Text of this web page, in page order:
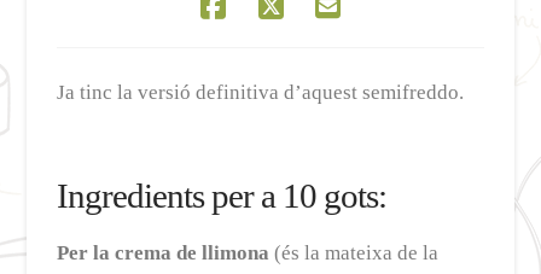
Ja tinc la versió definitiva d’aquest semifreddo.
Ingredients per a 10 gots:
Per la crema de llimona (és la mateixa de la